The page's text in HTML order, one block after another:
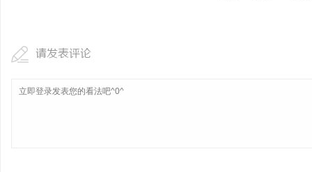
请发表评论